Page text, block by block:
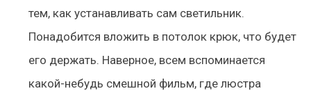
тем, как устанавливать сам светильник.
Понадобится вложить в потолок крюк, что будет
его держать. Наверное, всем вспоминается
какой-небудь смешной фильм, где люстра